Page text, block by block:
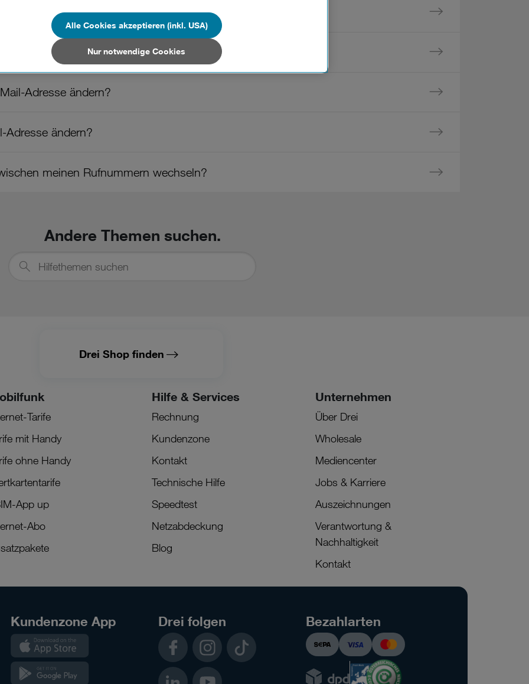
meinen Datenverbrauch in der Kundenzone?
Adresse ändern?
Adresse ändern?
meinen Rufnummern wechseln?
Andere Themen suchen.
suchen
Drei Shop finden
Tarife
mit Handy
ohne Handy
App up
Abo
Hilfe & Services
Rechnung
Kundenzone
Kontakt
Technische Hilfe
Speedtest
Netzabdeckung
Blog
Unternehmen
Über Drei
Wholesale
Mediencenter
Jobs & Karriere
Auszeichnungen
Verantwortung &
Nachhaltigkeit
Kontakt
Kundenzone App Drei folgen
InstagramTikTok
YouTube
Bezahlarten
Unternehmen in Drittstaaten, die ein ähnliches Datenschutzniveau wie in der
Union aufweisen (z.B. Data Privacy Framework), werden wie europäische
„Nur notwendige Cookies“ wählen, dann sind für Sie nur jene Cookies im Einsatz, die
dieser Website unerlässlich sind.
Nur notwendige Cookies
Alle Cookies akzeptieren (inkl. USA)